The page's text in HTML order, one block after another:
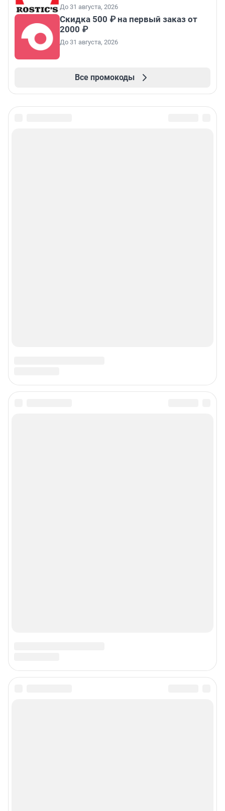
До 31 августа, 2026
Скидка 500 ₽ на первый заказ от
2000 ₽
До 31 августа, 2026
Все промокоды